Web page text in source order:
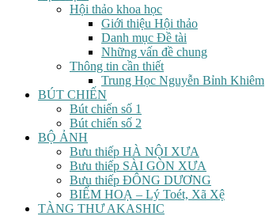
Hội thảo khoa học
Giới thiệu Hội thảo
Danh mục Đề tài
Những vấn đề chung
Thông tin cần thiết
Trung Học Nguyễn Bỉnh Khiêm
BÚT CHIẾN
Bút chiến số 1
Bút chiến số 2
BỘ ẢNH
Bưu thiếp HÀ NỘI XƯA
Bưu thiếp SÀI GÒN XƯA
Bưu thiếp ĐÔNG DƯƠNG
BIẾM HOẠ – Lý Toét, Xã Xệ
TÀNG THƯ AKASHIC